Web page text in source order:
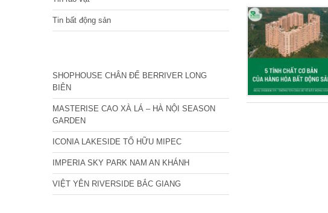
Tin bất động sản
SHOPHOUSE CHÂN ĐẾ BERRIVER LONG
BIÊN
MASTERISE CAO XÀ LÁ – HÀ NỘI SEASON
GARDEN
ICONIA LAKESIDE TỐ HỮU MIPEC
IMPERIA SKY PARK NAM AN KHÁNH
VIỆT YÊN RIVERSIDE BẮC GIANG